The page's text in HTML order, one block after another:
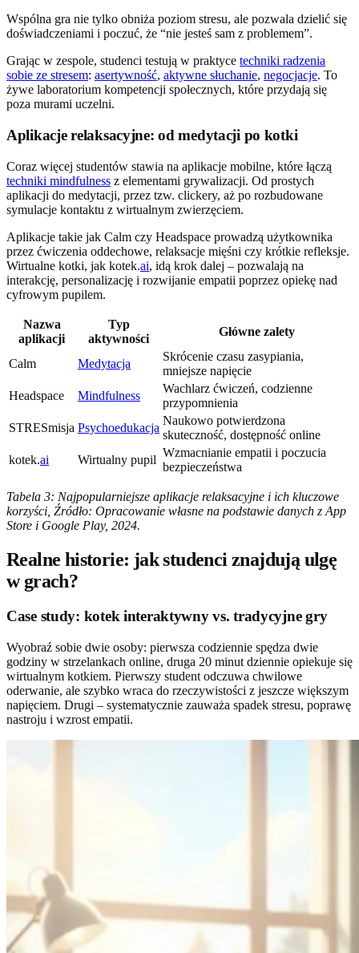
Wspólna gra nie tylko obniża poziom stresu, ale pozwala dzielić się
doświadczeniami i poczuć, że “nie jesteś sam z problemem”.
Grając w zespole, studenci testują w praktyce techniki radzenia
sobie ze stresem: asertywność, aktywne słuchanie, negocjacje. To
żywe laboratorium kompetencji społecznych, które przydają się
poza murami uczelni.
Aplikacje relaksacyjne: od medytacji po kotki
Coraz więcej studentów stawia na aplikacje mobilne, które łączą
techniki mindfulness z elementami grywalizacji. Od prostych
aplikacji do medytacji, przez tzw. clickery, aż po rozbudowane
symulacje kontaktu z wirtualnym zwierzęciem.
Aplikacje takie jak Calm czy Headspace prowadzą użytkownika
przez ćwiczenia oddechowe, relaksacje mięśni czy krótkie refleksje.
Wirtualne kotki, jak kotek.ai, idą krok dalej – pozwalają na
interakcję, personalizację i rozwijanie empatii poprzez opiekę nad
cyfrowym pupilem.
Nazwa
aplikacji
Typ
aktywności
Główne zalety
Calm Medytacja
Skrócenie czasu zasypiania,
mniejsze napięcie
Headspace
Mindfulness
Wachlarz ćwiczeń, codzienne
przypomnienia
STRESmisja Psychoedukacja
Naukowo potwierdzona
skuteczność, dostępność online
kotek.ai Wirtualny pupil
Wzmacnianie empatii i poczucia
bezpieczeństwa
Tabela 3: Najpopularniejsze aplikacje relaksacyjne i ich kluczowe
korzyści, Źródło: Opracowanie własne na podstawie danych z App
Store i Google Play, 2024.
Realne historie: jak studenci znajdują ulgę
w grach?
Case study: kotek interaktywny vs. tradycyjne gry
Wyobraź sobie dwie osoby: pierwsza codziennie spędza dwie
godziny w strzelankach online, druga 20 minut dziennie opiekuje się
wirtualnym kotkiem. Pierwszy student odczuwa chwilowe
oderwanie, ale szybko wraca do rzeczywistości z jeszcze większym
napięciem. Drugi – systematycznie zauważa spadek stresu, poprawę
nastroju i wzrost empatii.